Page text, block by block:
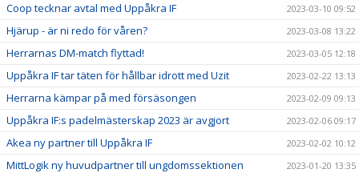
Coop tecknar avtal med Uppåkra IF 2023-03-10 09:52
Hjärup - är ni redo för våren? 2023-03-08 13:22
Herrarnas DM-match flyttad! 2023-03-05 12:18
Uppåkra IF tar täten för hållbar idrott med Uzit 2023-02-22 13:13
Herrarna kämpar på med försäsongen 2023-02-09 09:13
Uppåkra IF:s padelmästerskap 2023 är avgjort 2023-02-06 09:17
Akea ny partner till Uppåkra IF 2023-02-02 10:12
MittLogik ny huvudpartner till ungdomssektionen 2023-01-20 13:35